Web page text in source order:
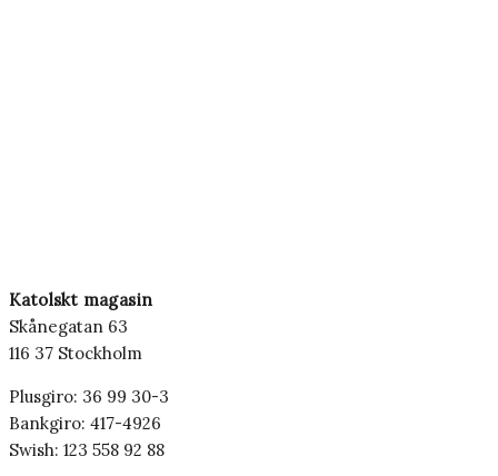
Katolskt magasin
Skånegatan 63
116 37 Stockholm
Plusgiro: 36 99 30-3
Bankgiro: 417-4926
Swish: 123 558 92 88